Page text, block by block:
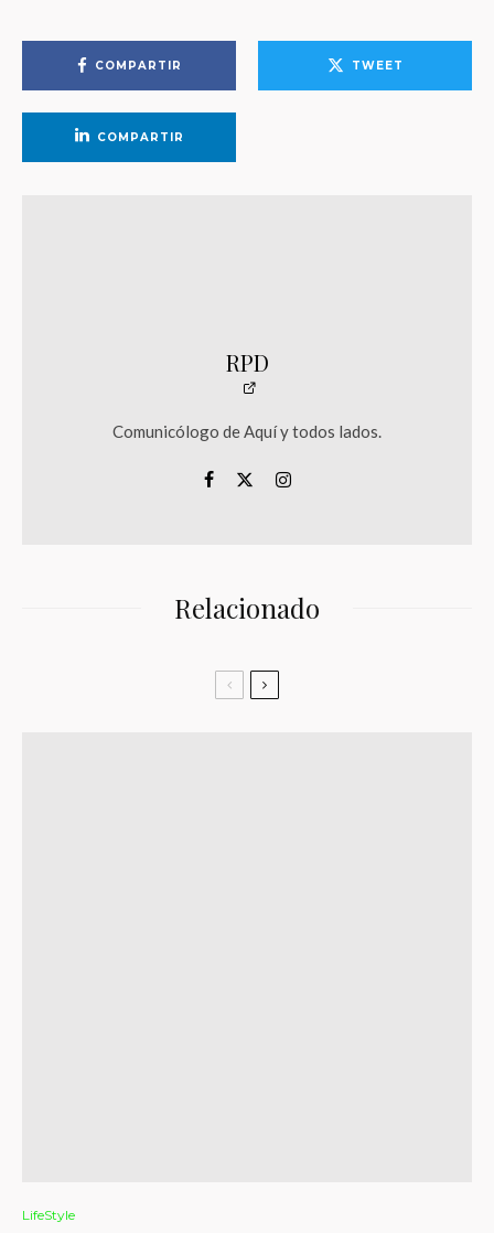
COMPARTIR TWEET
COMPARTIR
RPD
Comunicólogo de Aquí y todos lados.
Relacionado
LifeStyle